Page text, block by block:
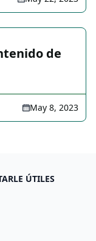
de
May 8, 2023
ÚTILES